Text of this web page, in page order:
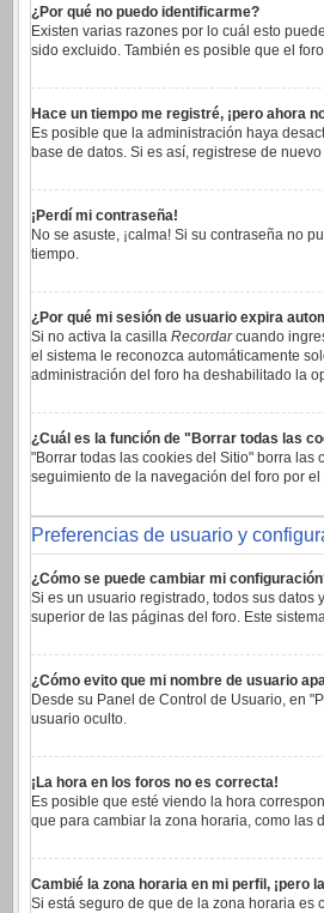
¿Por qué no puedo identificarme?
Existen varias razones por lo cuál esto
sido excluido. También es posible que el
Hace un tiempo me registré, ¡pero ahora
Es posible que la administración haya
base de datos. Si es así, registrese de
¡Perdí mi contraseña!
No se asuste, ¡calma! Si su contraseña no
tiempo.
¿Por qué mi sesión de usuario expira
Si no activa la casilla Recordarcuando
el sistema le reconozca automáticamente
administración del foro ha deshabilitado la
¿Cuál es la función de "Borrar todas las
"Borrar todas las cookies del Sitio" borra las
seguimiento de la navegación del foro por
Preferencias de usuario y
¿Cómo se puede cambiar mi
Si es un usuario registrado, todos sus
superior de las páginas del foro. Este
¿Cómo evito que mi nombre de usuario
Desde su Panel de Control de Usuario, en
usuario oculto.
¡La hora en los foros no es correcta!
Es posible que esté viendo la hora
que para cambiar la zona horaria, como las
Cambié la zona horaria en mi perfil, ¡pero
Si está seguro de que de la zona horaria es